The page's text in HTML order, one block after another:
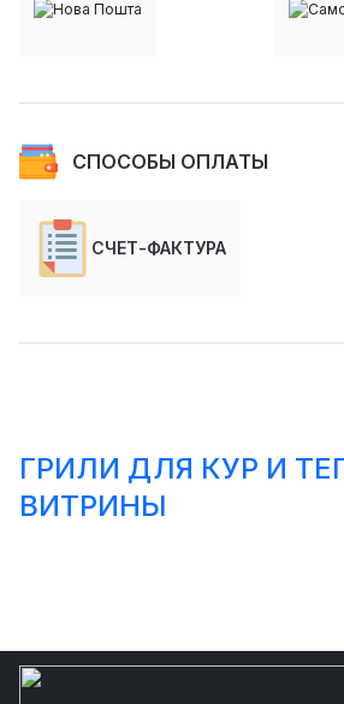
СПОСОБЫ ОПЛАТЫ
СЧЕТ-ФАКТУРА
ГРИЛИ ДЛЯ КУР И
ВИТРИНЫ